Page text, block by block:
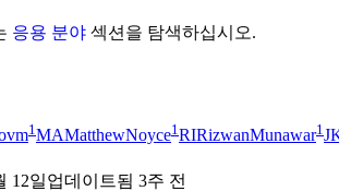
응용 분야 섹션을 탐색하십시오.
1MAMatthewNoyce1RIRizwanMunawar1
12일업데이트됨 3주 전